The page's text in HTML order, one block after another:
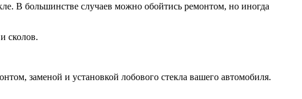
В большинстве случаев можно обойтись ремонтом, но иногда
сколов.
заменой и установкой лобового стекла вашего автомобиля.